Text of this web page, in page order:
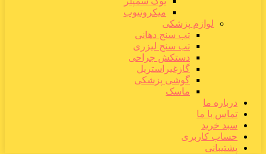
میکروتیوب
لوازم پزشکی
تب سنج دهانی
تب سنج لیزری
دستکش جراحی
گازغیراستریل
گوشی پزشکی
ماسک
درباره ما
تماس با ما
سبد خرید
حساب کاربری
پشتیبانی